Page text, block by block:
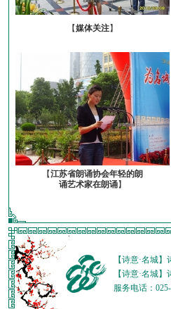
【媒体关注】
【江苏省朗诵协会年轻的朗
诵艺术家在朗诵】
【诗意·名城
【诗意·名城
服务电话：